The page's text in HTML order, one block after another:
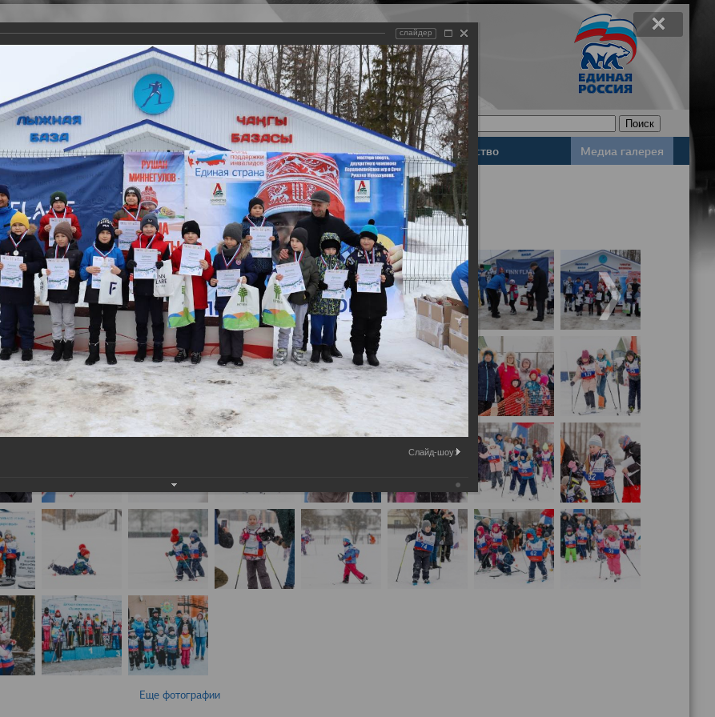
Задать вопрос
Версия для слабовидящих
Деятельность Базы данных Законодательство Медиа галерея
1700 детей-участников, в том числе - с инвалидностью.
Еще фотографии
слайдер
Слайд-шоу: